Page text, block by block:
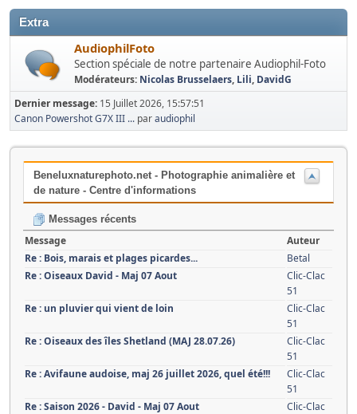
Extra
AudiophilFoto
Section spéciale de notre partenaire Audiophil-Foto
Modérateurs: Nicolas Brusselaers, Lili, DavidG
Dernier message: 15 Juillet 2026, 15:57:51
Canon Powershot G7X III ... paraudiophil
Beneluxnaturephoto.net - Photographie animalière et
de nature - Centre d'informations
Messages récents
Message
Auteur
Re : Bois, marais et plages picardes...
Betal
Re : Oiseaux David - Maj 07 Aout
Clic-Clac
51
Re : un pluvier qui vient de loin
Clic-Clac
51
Re : Oiseaux des îles Shetland (MAJ 28.07.26)
Clic-Clac
51
Re : Avifaune audoise, maj 26 juillet 2026, quel été!!!
Clic-Clac
51
Re : Saison 2026 - David - Maj 07 Aout
Clic-Clac